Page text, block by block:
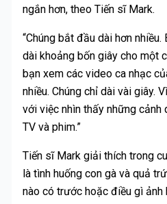
ngắn hơn, theo Tiến sĩ Mark.
“Chúng bắt đầu dài hơn
dài khoảng bốn giây cho một
bạn xem các video ca nhạc
nhiều. Chúng chỉ dài vài giây.
với việc nhìn thấy những cảnh
TV và phim.”
Tiến sĩ Mark giải thích trong
là tình huống con gà và quả
nào có trước hoặc điều gì ảnh